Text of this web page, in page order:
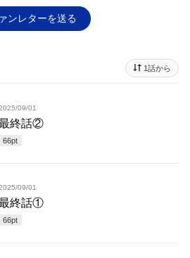
ンレターを送る
1話から
09/01
終話②
66pt
09/01
終話①
66pt